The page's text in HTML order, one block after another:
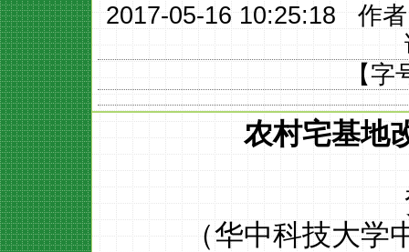
2017-05-16 10:25:18 作
【字
农村宅基地
（华中科技大学